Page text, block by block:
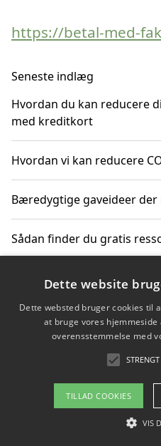
https://betal-med-
Seneste indlæg
Hvordan du kan reducere
med kreditkort
Hvordan vi kan reducere
Bæredygtige gaveideer
Sådan finder du gratis
Hvordan gadgets til
Copyright
Om / kontakt
Dette website
Dette websted bruger cookies til
at bruge vores
overensstemmelse med
TILLAD COOKIES
VIS